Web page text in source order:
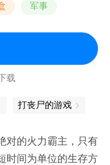
军事
载
打丧尸的游戏
对的火力霸主，只有
时间为单位的生存方